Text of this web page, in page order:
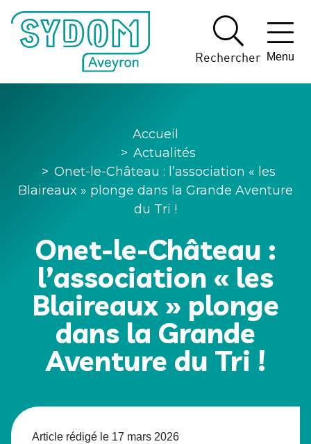
Panneau de gestion des cookies
Rechercher Menu
Accueil
> Actualités
> Onet-le-Château : l’association « les
Blaireaux » plonge dans la Grande Aventure
du Tri !
Onet-le-Château :
l’association « les
Blaireaux » plonge
dans la Grande
Aventure du Tri !
Article rédigé le 17 mars 2026